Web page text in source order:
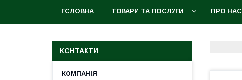
ГОЛОВНА ТОВАРИ ТА ПОСЛУГИ ПРО НАС
КОНТАКТИ